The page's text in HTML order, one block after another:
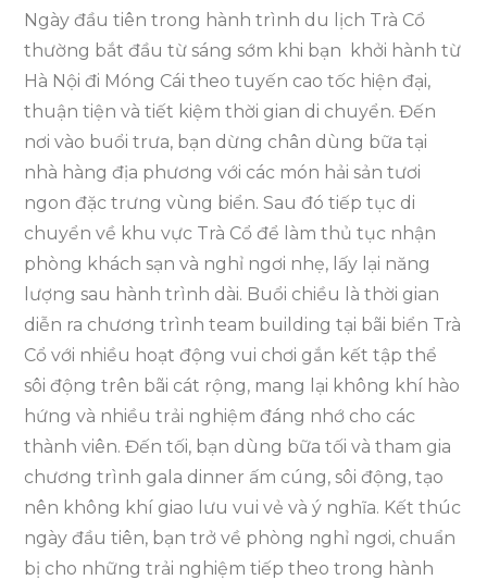
Ngày đầu tiên trong hành trình du lịch Trà Cổ
thường bắt đầu từ sáng sớm khi bạn khởi hành từ
Hà Nội đi Móng Cái theo tuyến cao tốc hiện đại,
thuận tiện và tiết kiệm thời gian di chuyển. Đến
nơi vào buổi trưa, bạn dừng chân dùng bữa tại
nhà hàng địa phương với các món hải sản tươi
ngon đặc trưng vùng biển. Sau đó tiếp tục di
chuyển về khu vực Trà Cổ để làm thủ tục nhận
phòng khách sạn và nghỉ ngơi nhẹ, lấy lại năng
lượng sau hành trình dài. Buổi chiều là thời gian
diễn ra chương trình team building tại bãi biển Trà
Cổ với nhiều hoạt động vui chơi gắn kết tập thể
sôi động trên bãi cát rộng, mang lại không khí hào
hứng và nhiều trải nghiệm đáng nhớ cho các
thành viên. Đến tối, bạn dùng bữa tối và tham gia
chương trình gala dinner ấm cúng, sôi động, tạo
nên không khí giao lưu vui vẻ và ý nghĩa. Kết thúc
ngày đầu tiên, bạn trở về phòng nghỉ ngơi, chuẩn
bị cho những trải nghiệm tiếp theo trong hành